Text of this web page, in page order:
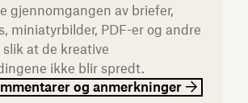
gjennomgangen av briefer,
miniatyrbilder, PDF-er og andre
slik at de kreative
ikke blir spredt.
og anmerkninger